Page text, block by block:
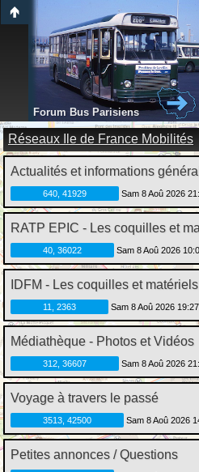
Forum Bus Parisiens
Réseaux Ile de France Mobilités
Actualités et informations
640, 41929 Sam 8 Aoû 2026
RATP EPIC - Les coquilles et
40, 36022 Sam 8 Aoû 2026
IDFM - Les coquilles et
11, 2363 Sam 8 Aoû 2026 19:27
Médiathèque - Photos et Vidéos
312, 36607 Sam 8 Aoû 2026
Voyage à travers le passé
3513, 42500 Sam 8 Aoû 2026
Petites annonces / Questions